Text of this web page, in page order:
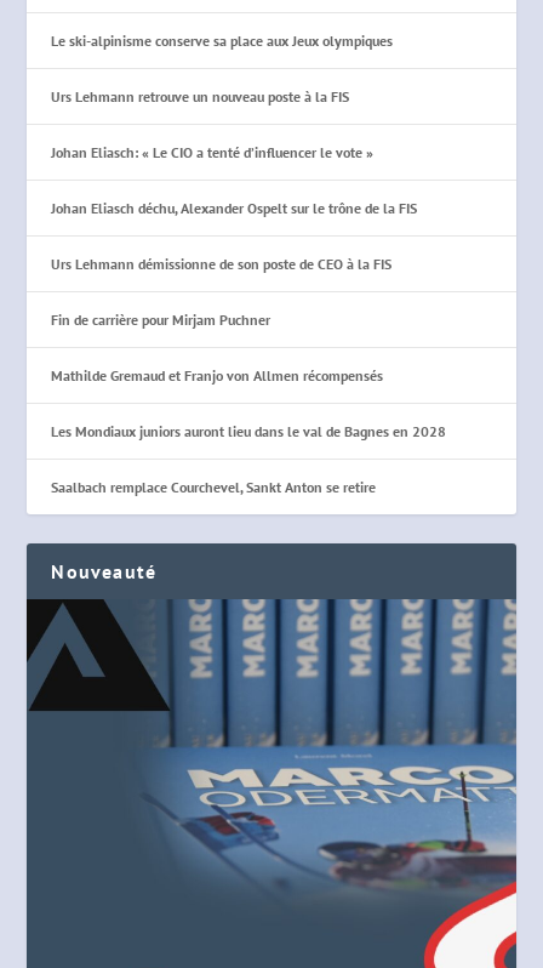
Le ski-alpinisme conserve sa place aux Jeux olympiques
Urs Lehmann retrouve un nouveau poste à la FIS
Johan Eliasch: « Le CIO a tenté d’influencer le vote »
Johan Eliasch déchu, Alexander Ospelt sur le trône de la FIS
Urs Lehmann démissionne de son poste de CEO à la FIS
Fin de carrière pour Mirjam Puchner
Mathilde Gremaud et Franjo von Allmen récompensés
Les Mondiaux juniors auront lieu dans le val de Bagnes en 2028
Saalbach remplace Courchevel, Sankt Anton se retire
Nouveauté